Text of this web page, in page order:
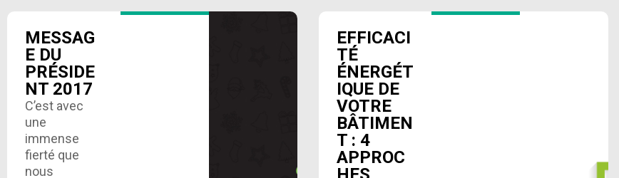
concurrentiel
sur le
marché?
C’est
possible
grâce au
recommissio
ning,…
MESSAG
E DU
PRÉSIDE
NT 2017
C’est avec
une
immense
fierté que
nous
EFFICACI
TÉ
ÉNERGÉT
IQUE DE
VOTRE
BÂTIMEN
T : 4
APPROC